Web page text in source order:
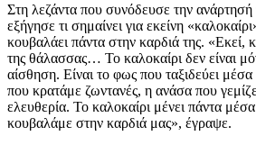
Στη λεζάντα που συνόδευσε την ανάρτησή
εξήγησε τι σημαίνει για εκείνη
κουβαλάει πάντα στην καρδιά της. «Εκεί,
της θάλασσας… Το καλοκαίρι δεν είναι
αίσθηση. Είναι το φως που ταξιδεύει
που κρατάμε ζωντανές, η ανάσα που
ελευθερία. Το καλοκαίρι μένει πάντα μέσα
κουβαλάμε στην καρδιά μας», έγραψε.